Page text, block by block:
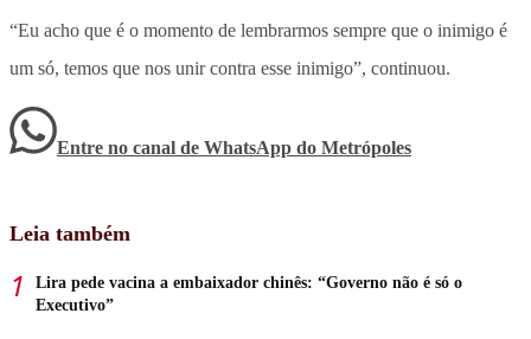
“Eu acho que é o momento de lembrarmos sempre que o inimigo é
um só, temos que nos unir contra esse inimigo”, continuou.
Entre no canal de WhatsApp do Metrópoles
Leia também
Lira pede vacina a embaixador chinês: “Governo não é só o
Executivo”